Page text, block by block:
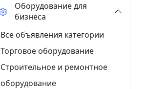
Оборудование для
бизнеса
Все объявления категории
Торговое оборудование
Строительное и ремонтное
оборудование